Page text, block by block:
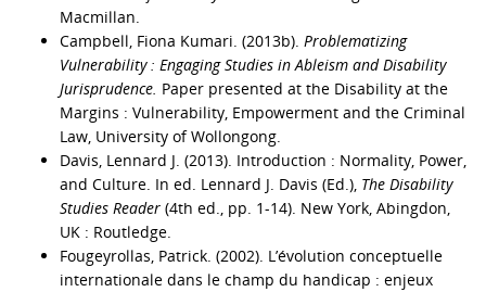
Macmillan.
Campbell, Fiona Kumari. (2013b). Problematizing
Vulnerability : Engaging Studies in Ableism and Disability
Jurisprudence. Paper presented at the Disability at the
Margins : Vulnerability, Empowerment and the Criminal
Law, University of Wollongong.
Davis, Lennard J. (2013). Introduction : Normality, Power,
and Culture. In ed. Lennard J. Davis (Ed.), The Disability
Studies Reader (4th ed., pp. 1-14). New York, Abingdon,
UK : Routledge.
Fougeyrollas, Patrick. (2002). L’évolution conceptuelle
internationale dans le champ du handicap : enjeux